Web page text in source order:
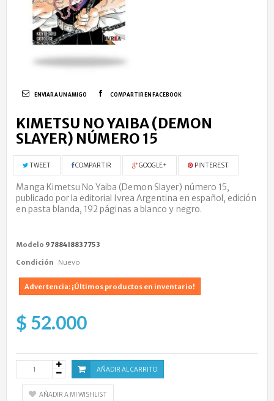
ENVIAR A UN AMIGO COMPARTIR EN FACEBOOK
KIMETSU NO YAIBA (DEMON
SLAYER) NÚMERO 15
TWEET COMPARTIR GOOGLE+ PINTEREST
Manga Kimetsu No Yaiba (Demon Slayer) número 15,
publicado por la editorial Ivrea Argentina en español, edición
en pasta blanda, 192 páginas a blanco y negro.
Modelo 9788418837753
Condición Nuevo
Advertencia: ¡Últimos productos en inventario!
$ 52.000
AÑADIR AL CARRITO
AÑADIR A MI WISHLIST